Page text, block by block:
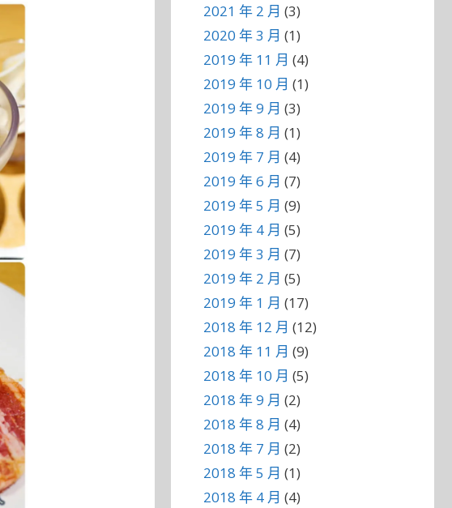
2021 年 2 月 (3)
2020 年 3 月 (1)
2019 年 11 月 (4)
2019 年 10 月 (1)
2019 年 9 月 (3)
2019 年 8 月 (1)
2019 年 7 月 (4)
2019 年 6 月 (7)
2019 年 5 月 (9)
2019 年 4 月 (5)
2019 年 3 月 (7)
2019 年 2 月 (5)
2019 年 1 月 (17)
2018 年 12 月 (12)
2018 年 11 月 (9)
2018 年 10 月 (5)
2018 年 9 月 (2)
2018 年 8 月 (4)
2018 年 7 月 (2)
2018 年 5 月 (1)
2018 年 4 月 (4)